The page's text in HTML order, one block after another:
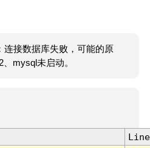
连接数据库失败，可能的原
mysql未启动。
Line